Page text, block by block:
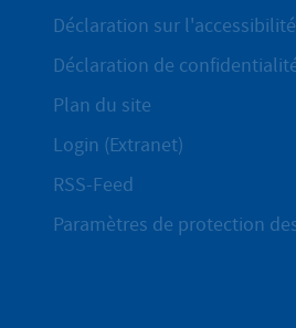
Déclaration sur
Déclaration de
Plan du site
Login (Extranet)
RSS-Feed
Paramètres de protection